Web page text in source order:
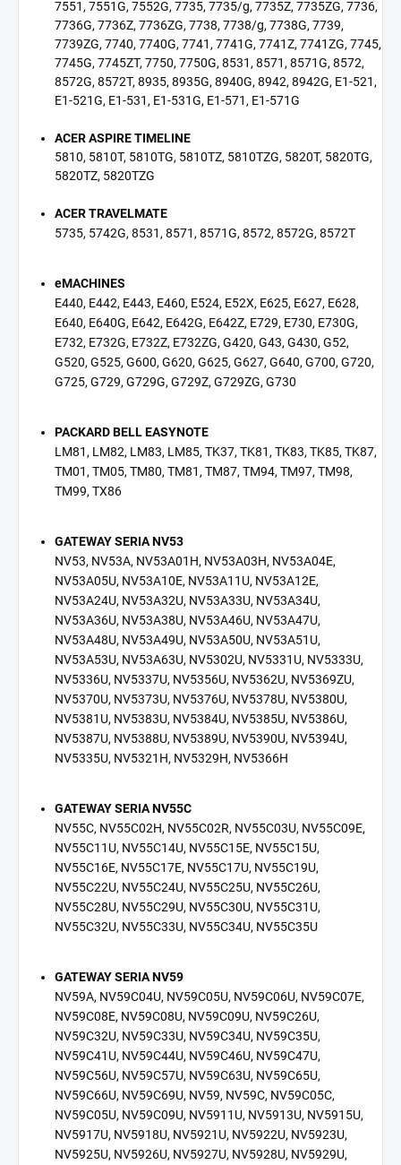
7551, 7551G, 7552G, 7735, 7735/g, 7735Z, 7735ZG, 7736,
7736G, 7736Z, 7736ZG, 7738, 7738/g, 7738G, 7739,
7739ZG, 7740, 7740G, 7741, 7741G, 7741Z, 7741ZG, 7745,
7745G, 7745ZT, 7750, 7750G, 8531, 8571, 8571G, 8572,
8572G, 8572T, 8935, 8935G, 8940G, 8942, 8942G, E1-521,
E1-521G, E1-531, E1-531G, E1-571, E1-571G
ACER ASPIRE TIMELINE
5810, 5810T, 5810TG, 5810TZ, 5810TZG, 5820T, 5820TG,
5820TZ, 5820TZG
ACER TRAVELMATE
5735, 5742G, 8531, 8571, 8571G, 8572, 8572G, 8572T
eMACHINES
E440, E442, E443, E460, E524, E52X, E625, E627, E628,
E640, E640G, E642, E642G, E642Z, E729, E730, E730G,
E732, E732G, E732Z, E732ZG, G420, G43, G430, G52,
G520, G525, G600, G620, G625, G627, G640, G700, G720,
G725, G729, G729G, G729Z, G729ZG, G730
PACKARD BELL EASYNOTE
LM81, LM82, LM83, LM85, TK37, TK81, TK83, TK85, TK87,
TM01, TM05, TM80, TM81, TM87, TM94, TM97, TM98,
TM99, TX86
GATEWAY SERIA NV53
NV53, NV53A, NV53A01H, NV53A03H, NV53A04E,
NV53A05U, NV53A10E, NV53A11U, NV53A12E,
NV53A24U, NV53A32U, NV53A33U, NV53A34U,
NV53A36U, NV53A38U, NV53A46U, NV53A47U,
NV53A48U, NV53A49U, NV53A50U, NV53A51U,
NV53A53U, NV53A63U, NV5302U, NV5331U, NV5333U,
NV5336U, NV5337U, NV5356U, NV5362U, NV5369ZU,
NV5370U, NV5373U, NV5376U, NV5378U, NV5380U,
NV5381U, NV5383U, NV5384U, NV5385U, NV5386U,
NV5387U, NV5388U, NV5389U, NV5390U, NV5394U,
NV5335U, NV5321H, NV5329H, NV5366H
GATEWAY SERIA NV55C
NV55C, NV55C02H, NV55C02R, NV55C03U, NV55C09E,
NV55C11U, NV55C14U, NV55C15E, NV55C15U,
NV55C16E, NV55C17E, NV55C17U, NV55C19U,
NV55C22U, NV55C24U, NV55C25U, NV55C26U,
NV55C28U, NV55C29U, NV55C30U, NV55C31U,
NV55C32U, NV55C33U, NV55C34U, NV55C35U
GATEWAY SERIA NV59
NV59A, NV59C04U, NV59C05U, NV59C06U, NV59C07E,
NV59C08E, NV59C08U, NV59C09U, NV59C26U,
NV59C32U, NV59C33U, NV59C34U, NV59C35U,
NV59C41U, NV59C44U, NV59C46U, NV59C47U,
NV59C56U, NV59C57U, NV59C63U, NV59C65U,
NV59C66U, NV59C69U, NV59, NV59C, NV59C05C,
NV59C05U, NV59C09U, NV5911U, NV5913U, NV5915U,
NV5917U, NV5918U, NV5921U, NV5922U, NV5923U,
NV5925U, NV5926U, NV5927U, NV5928U, NV5929U,